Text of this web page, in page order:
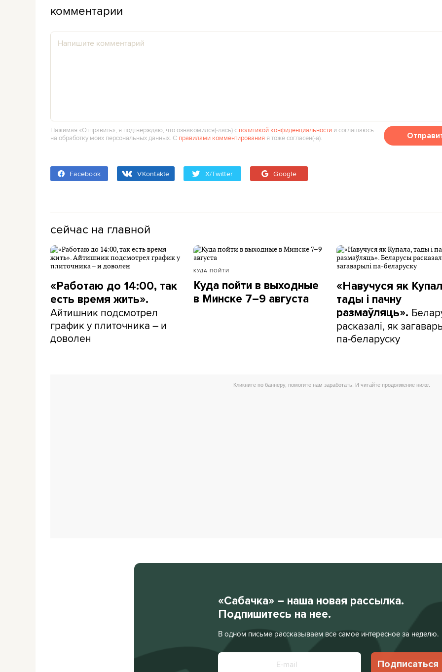
комментарии
Нажимая «Отправить», я подтверждаю, что ознакомился(‑лась) с политикой конфиденциальности и соглашаюсь
на обработку моих персональных данных. С правилами комментирования я тоже согласен(‑а).
Facebook VKontakte X/Twitter Google
сейчас на главной
«Работаю до 14:00, так
есть время жить».
Айтишник подсмотрел
график у плиточника – и
доволен
КУДА ПОЙТИ
Куда пойти в выходные
в Минске 7–9 августа
«Навучуся як
тады і пачну
размаўляць».
расказалі, як
па-беларуску
«Сабачка» – наша новая рассылка.
Подпишитесь на нее.
В одном письме рассказываем все самое интересное за неделю.
Подписаться